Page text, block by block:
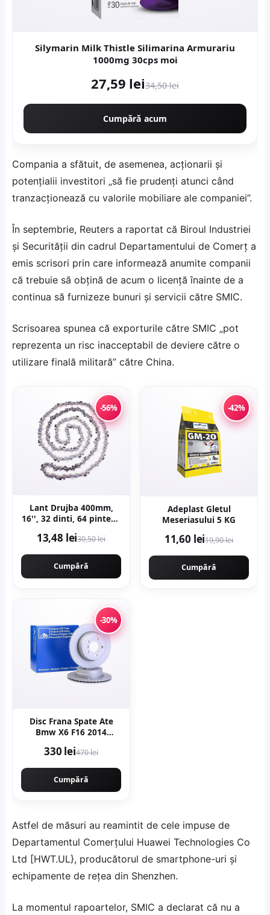
Silymarin Milk Thistle Silimarina Armurariu
1000mg 30cps moi
27,59 lei34,50 lei
Cumpără acum
Compania a sfătuit, de asemenea, acționarii și
potențialii investitori „să fie prudenți atunci când
tranzacționează cu valorile mobiliare ale companiei”.
În septembrie, Reuters a raportat că Biroul Industriei
și Securității din cadrul Departamentului de Comerț a
emis scrisori prin care informează anumite companii
că trebuie să obțină de acum o licență înainte de a
continua să furnizeze bunuri și servicii către SMIC.
Scrisoarea spunea că exporturile către SMIC „pot
reprezenta un risc inacceptabil de deviere către o
utilizare finală militară” către China.
-56%
Lant Drujba 400mm,
16'', 32 dinti, 64 pinteni,
motofierastrau,
CMP1477
13,48 lei30,50 lei
Cumpără
-42%
Adeplast Gletul
Meseriasului 5 KG
11,60 lei19,90 lei
Cumpără
-30%
Disc Frana Spate Ate
Bmw X6 F16 2014
330 lei470 lei
Cumpără
Astfel de măsuri au reamintit de cele impuse de
Departamentul Comerțului Huawei Technologies Co
Ltd [HWT.UL}, producătorul de smartphone-uri și
echipamente de rețea din Shenzhen.
La momentul rapoartelor, SMIC a declarat că nu a